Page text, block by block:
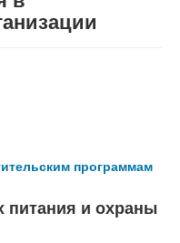
программам
и охраны